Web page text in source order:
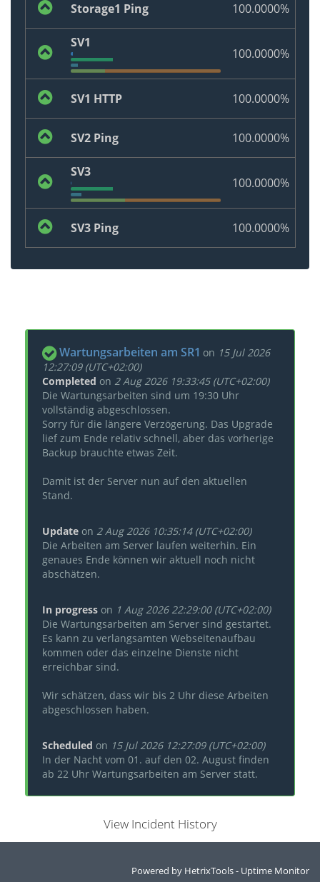
Storage1 Ping 100.0000%
SV1
100.0000%
SV1 HTTP 100.0000%
SV2 Ping 100.0000%
SV3
100.0000%
SV3 Ping 100.0000%
Wartungsarbeiten am SR1 on 15 Jul 2026
12:27:09 (UTC+02:00)
Completed on 2 Aug 2026 19:33:45 (UTC+02:00)
Die Wartungsarbeiten sind um 19:30 Uhr
vollständig abgeschlossen.
Sorry für die längere Verzögerung. Das Upgrade
lief zum Ende relativ schnell, aber das vorherige
Backup brauchte etwas Zeit.
Damit ist der Server nun auf den aktuellen
Stand.
Update on 2 Aug 2026 10:35:14 (UTC+02:00)
Die Arbeiten am Server laufen weiterhin. Ein
genaues Ende können wir aktuell noch nicht
abschätzen.
In progress on 1 Aug 2026 22:29:00 (UTC+02:00)
Die Wartungsarbeiten am Server sind gestartet.
Es kann zu verlangsamten Webseitenaufbau
kommen oder das einzelne Dienste nicht
erreichbar sind.
Wir schätzen, dass wir bis 2 Uhr diese Arbeiten
abgeschlossen haben.
Scheduled on 15 Jul 2026 12:27:09 (UTC+02:00)
In der Nacht vom 01. auf den 02. August finden
ab 22 Uhr Wartungsarbeiten am Server statt.
View Incident History
Powered by HetrixTools - Uptime Monitor